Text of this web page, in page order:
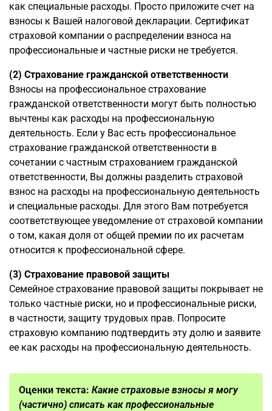
как специальные расходы. Просто приложите счет на
взносы к Вашей налоговой декларации. Сертификат
страховой компании о распределении взноса на
профессиональные и частные риски не требуется.
(2) Страхование гражданской ответственности
Взносы на профессиональное страхование
гражданской ответственности могут быть полностью
вычтены как расходы на профессиональную
деятельность. Если у Вас есть профессиональное
страхование гражданской ответственности в
сочетании с частным страхованием гражданской
ответственности, Вы должны разделить страховой
взнос на расходы на профессиональную деятельность
и специальные расходы. Для этого Вам потребуется
соответствующее уведомление от страховой компании
о том, какая доля от общей премии по их расчетам
относится к профессиональной сфере.
(3) Страхование правовой защиты
Семейное страхование правовой защиты покрывает не
только частные риски, но и профессиональные риски,
в частности, защиту трудовых прав. Попросите
страховую компанию подтвердить эту долю и заявите
ее как расходы на профессиональную деятельность.
Оценки текста: Какие страховые взносы я могу
(частично) списать как профессиональные